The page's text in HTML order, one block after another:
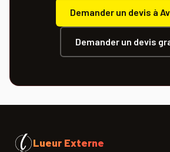
Demander un devis à
Demander un devis
Lueur Externe